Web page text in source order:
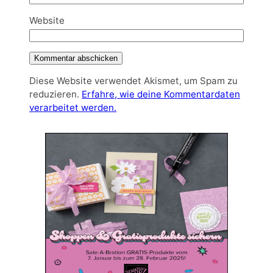
Website
Diese Website verwendet Akismet, um Spam zu
reduzieren. Erfahre, wie deine Kommentardaten
verarbeitet werden.